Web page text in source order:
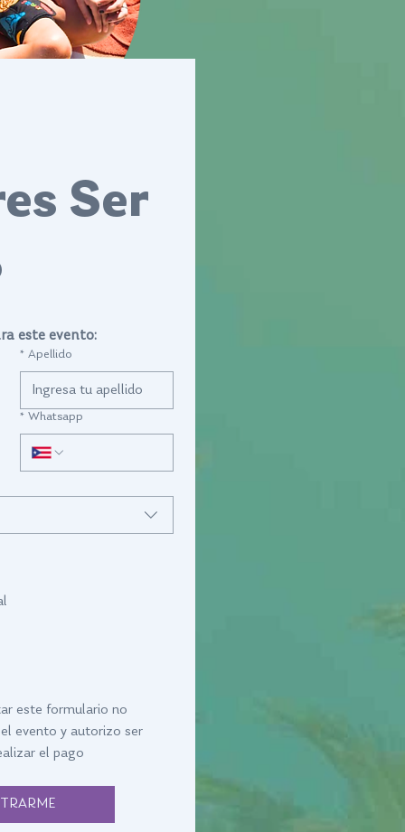
Ser
este evento:
* Apellido
* Whatsapp
este formulario no
evento y autorizo ser
el pago